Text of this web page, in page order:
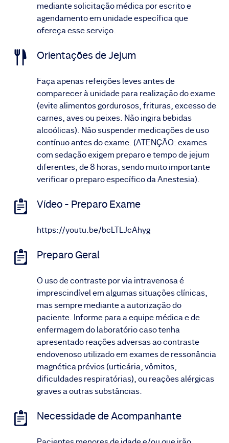
mediante solicitação médica por escrito e
agendamento em unidade específica que
ofereça esse serviço.
Orientações de Jejum
Faça apenas refeições leves antes de
comparecer à unidade para realização do exame
(evite alimentos gordurosos, frituras, excesso de
carnes, aves ou peixes. Não ingira bebidas
alcoólicas). Não suspender medicações de uso
contínuo antes do exame. (ATENÇÃO: exames
com sedação exigem preparo e tempo de jejum
diferentes, de 8 horas, sendo muito importante
verificar o preparo específico da Anestesia).
Vídeo - Preparo Exame
https://youtu.be/bcLTLJcAhyg
Preparo Geral
O uso de contraste por via intravenosa é
imprescindível em algumas situações clínicas,
mas sempre mediante a autorização do
paciente. Informe para a equipe médica e de
enfermagem do laboratório caso tenha
apresentado reações adversas ao contraste
endovenoso utilizado em exames de ressonância
magnética prévios (urticária, vômitos,
dificuldades respiratórias), ou reações alérgicas
graves a outras substâncias.
Necessidade de Acompanhante